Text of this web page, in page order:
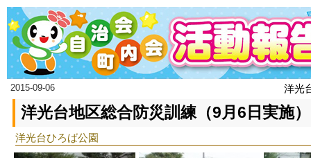
2015-09-06 洋光
洋光台地区総合防災訓練（9月6日実施）
洋光台ひろば公園